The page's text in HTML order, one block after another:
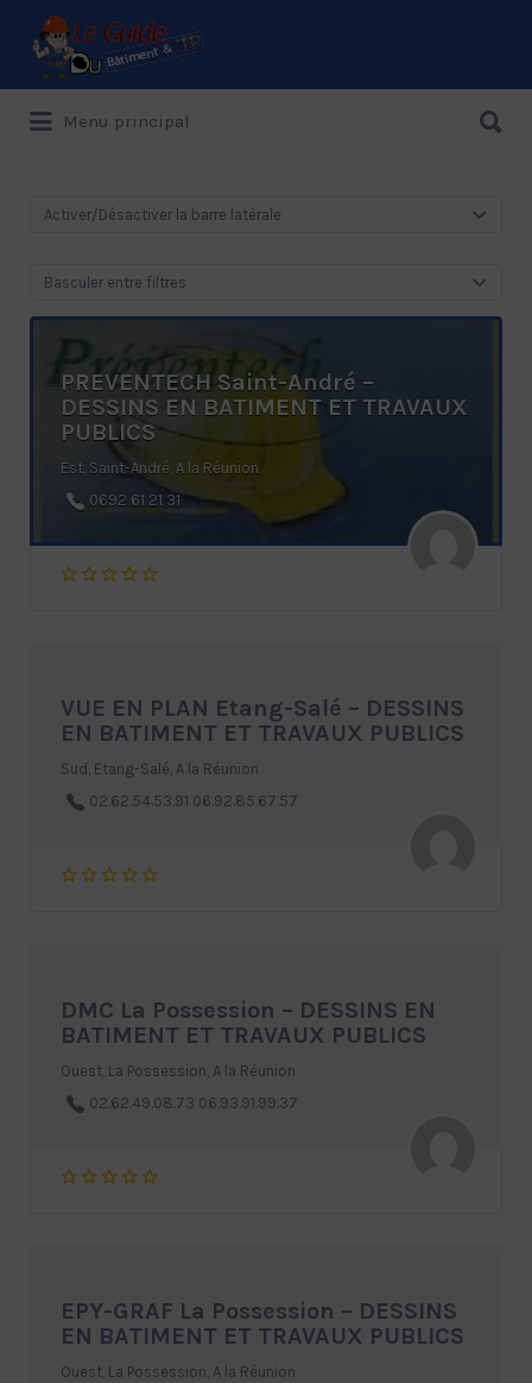
Le Guide de référence depuis 1995
Rechercher:
Menu principal
Activer/Désactiver la barre latérale
Basculer entre filtres
PREVENTECH Saint-André –
DESSINS EN BATIMENT ET TRAVAUX
PUBLICS
Est, Saint-André, A la Réunion
0692 61 21 31
VUE EN PLAN Etang-Salé – DESSINS
EN BATIMENT ET TRAVAUX PUBLICS
Sud, Etang-Salé, A la Réunion
02.62.54.53.91 06.92.85.67.57
DMC La Possession – DESSINS EN
BATIMENT ET TRAVAUX PUBLICS
Ouest, La Possession, A la Réunion
02.62.49.08.73 06.93.91.99.37
EPY-GRAF La Possession – DESSINS
EN BATIMENT ET TRAVAUX PUBLICS
Ouest, La Possession, A la Réunion